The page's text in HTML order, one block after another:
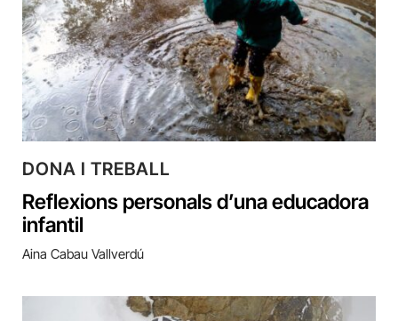
DONA I TREBALL
Reflexions personals d’una educadora
infantil
Aina Cabau Vallverdú